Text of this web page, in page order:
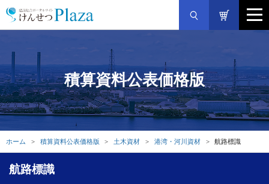
積算資料公表価格版
ホーム 積算資料公表価格版 土木資材 港湾・河川資材 航路標識
航路標識